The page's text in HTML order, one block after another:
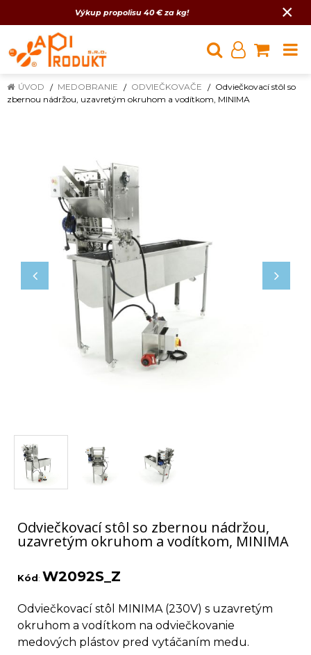
Výkup propolisu 40 € za kg! ×
ÚVOD MEDOBRANIE ODVIEČKOVAČE
Odviečkovací stôl so
zbernou nádržou, uzavretým okruhom a vodítkom, MINIMA
Odviečkovací stôl so zbernou nádržou,
uzavretým okruhom a vodítkom, MINIMA
Kód: W2092S_Z
Odviečkovací stôl MINIMA (230V) s uzavretým
okruhom a vodítkom na odviečkovanie
medových plástov pred vytáčaním medu.